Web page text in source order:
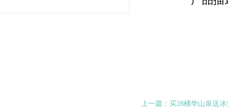
上一篇：买28桶华山泉送